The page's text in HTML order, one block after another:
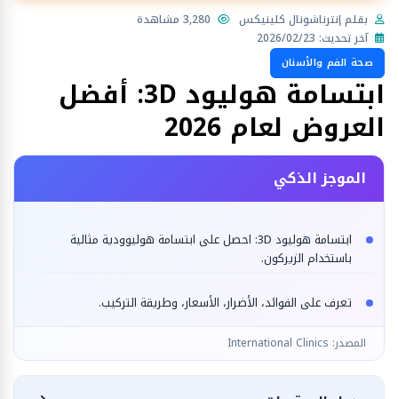
بقلم إنترناشونال كلينيكس
3,280 مشاهدة
آخر تحديث: 2026/02/23
صحة الفم والأسنان
ابتسامة هوليود 3D: أفضل
العروض لعام 2026
الموجز الذكي
ابتسامة هوليود 3D: احصل على ابتسامة هوليوودية مثالية
باستخدام الزيركون.
تعرف على الفوائد، الأضرار، الأسعار، وطريقة التركيب.
المصدر: International Clinics